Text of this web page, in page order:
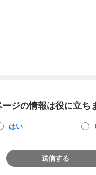
ージの情報は役に立ち
はい
送信する